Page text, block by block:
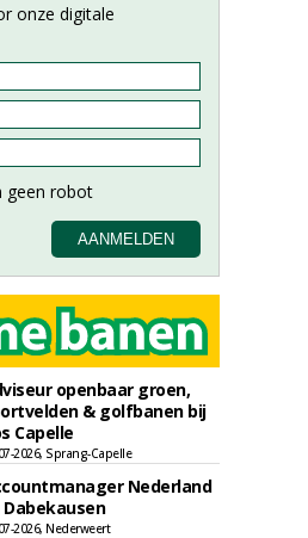
onze digitale
openbaar groen,
& golfbanen bij
Capelle
2026, Sprang-Capelle
Nederland
Dabekausen
2026, Nederweert